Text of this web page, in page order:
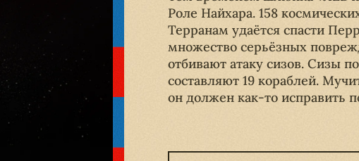
Роле Найхара. 158
Терранам удаётся спасти
множество серьёзных
отбивают атаку сизов. Сизы
составляют 19 кораблей.
он должен как-то исправить